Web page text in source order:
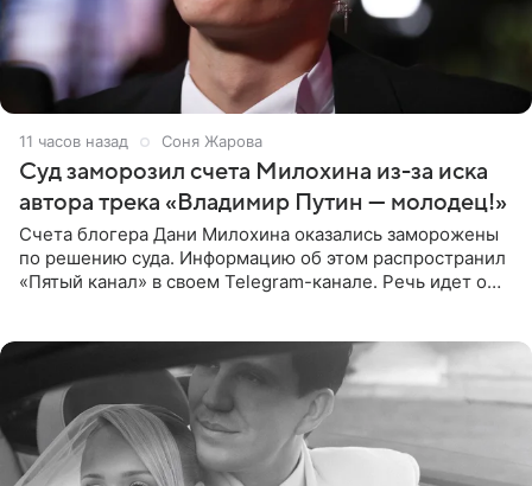
11 часов назад Соня Жарова
Суд заморозил счета Милохина из-за иска
автора трека «Владимир Путин — молодец!»
Счета блогера Дани Милохина оказались заморожены
по решению суда. Информацию об этом распространил
«Пятый канал» в своем Telegram-канале. Речь идет о